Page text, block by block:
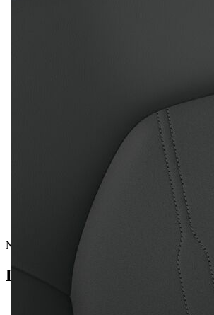
Nova vozila
Detalji vozila